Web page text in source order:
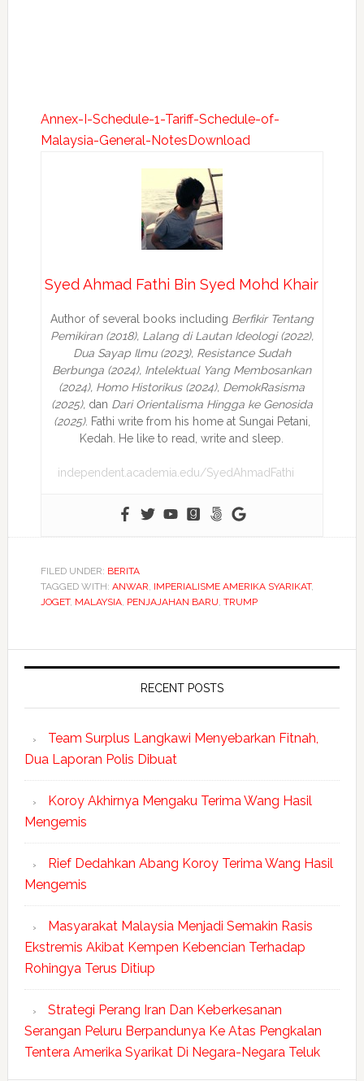
Annex-I-Schedule-1-Tariff-Schedule-of-
Malaysia-General-NotesDownload
Syed Ahmad Fathi Bin Syed Mohd Khair
Author of several books including Berfikir Tentang
Pemikiran (2018), Lalang di Lautan Ideologi (2022),
Dua Sayap Ilmu (2023), Resistance Sudah
Berbunga (2024), Intelektual Yang Membosankan
(2024), Homo Historikus (2024), DemokRasisma
(2025), dan Dari Orientalisma Hingga ke Genosida
(2025). Fathi write from his home at Sungai Petani,
Kedah. He like to read, write and sleep.
independent.academia.edu/SyedAhmadFathi
FILED UNDER: BERITA
TAGGED WITH: ANWAR, IMPERIALISME AMERIKA SYARIKAT,
JOGET, MALAYSIA, PENJAJAHAN BARU, TRUMP
RECENT POSTS
Team Surplus Langkawi Menyebarkan Fitnah,
Dua Laporan Polis Dibuat
Koroy Akhirnya Mengaku Terima Wang Hasil
Mengemis
Rief Dedahkan Abang Koroy Terima Wang Hasil
Mengemis
Masyarakat Malaysia Menjadi Semakin Rasis
Ekstremis Akibat Kempen Kebencian Terhadap
Rohingya Terus Ditiup
Strategi Perang Iran Dan Keberkesanan
Serangan Peluru Berpandunya Ke Atas Pengkalan
Tentera Amerika Syarikat Di Negara-Negara Teluk